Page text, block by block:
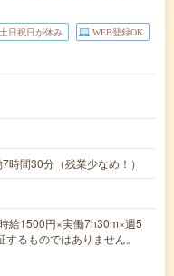
土日祝日が休み WEB登録OK
間30分（残業少なめ！）
1500円×実働7h30m×週5
るものではありません。